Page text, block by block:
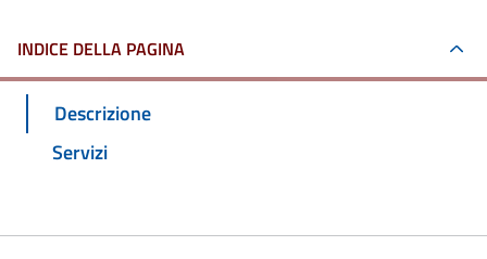
INDICE DELLA PAGINA
Descrizione
Servizi